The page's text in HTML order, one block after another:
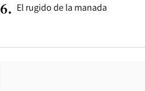
6. El rugido de la manada